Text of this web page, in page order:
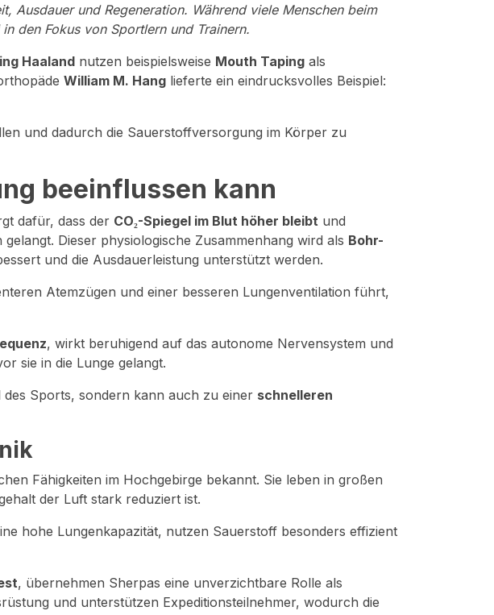
Ausdauer und Regeneration. Während viele Menschen beim
den Fokus von Sportlern und Trainern.
Haaland nutzen beispielsweise Mouth Taping als
William M. Hang lieferte ein eindrucksvolles Beispiel:
und dadurch die Sauerstoffversorgung im Körper zu
beeinflussen kann
dafür, dass der CO₂-Spiegel im Blut höher bleibt und
Dieser physiologische Zusammenhang wird als Bohr-
und die Ausdauerleistung unterstützt werden.
Atemzügen und einer besseren Lungenventilation führt,
, wirkt beruhigend auf das autonome Nervensystem und
sie in die Lunge gelangt.
Sports, sondern kann auch zu einer schnelleren
Fähigkeiten im Hochgebirge bekannt. Sie leben in großen
der Luft stark reduziert ist.
hohe Lungenkapazität, nutzen Sauerstoff besonders effizient
, übernehmen Sherpas eine unverzichtbare Rolle als
und unterstützen Expeditionsteilnehmer, wodurch die